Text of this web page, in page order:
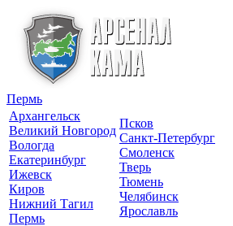
Пермь
Архангельск
Великий Новгород
Вологда
Екатеринбург
Ижевск
Киров
Нижний Тагил
Пермь
Псков
Санкт-Петербург
Смоленск
Тверь
Тюмень
Челябинск
Ярославль